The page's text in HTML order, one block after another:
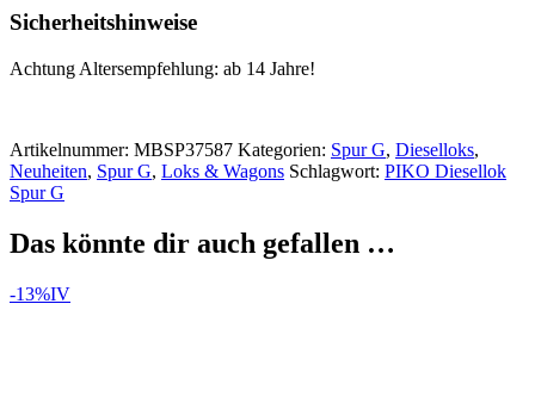
Sicherheitshinweise
Achtung Altersempfehlung: ab 14 Jahre!
Artikelnummer: MBSP37587 Kategorien: Spur G, Dieselloks,
Neuheiten, Spur G, Loks & Wagons Schlagwort: PIKO Diesellok
Spur G
Das könnte dir auch gefallen …
-13%IV